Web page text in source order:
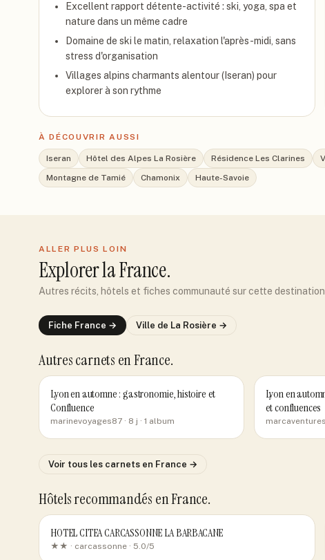
Excellent rapport détente-activité : ski, yoga, spa et
nature dans un même cadre
Domaine de ski le matin, relaxation l'après-midi, sans
stress d'organisation
Villages alpins charmants alentour (Iseran) pour
explorer à son rythme
À DÉCOUVRIR AUSSI
Iseran Hôtel des Alpes La Rosière Résidence Les Clarines
Montagne de Tamié
Chamonix Haute-Savoie
ALLER PLUS LOIN
Explorerla France.
Autres récits, hôtels et fiches communauté sur cette
Fiche France → Ville de La Rosière →
Autres carnets en France.
Lyon en automne : gastronomie, histoire et
Confluence
marinevoyages87 · 8 j · 1 album
Lyon en
et confluences
marcaventures
Voir tous les carnets en France →
Hôtels recommandés en France.
HOTEL CITEA CARCASSONNE LA BARBACANE
★★ · carcassonne · 5.0/5